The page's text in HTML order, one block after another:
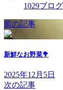
1029ブログ
前の記事
新鮮なお野菜🥦
2025年12月5日
次の記事